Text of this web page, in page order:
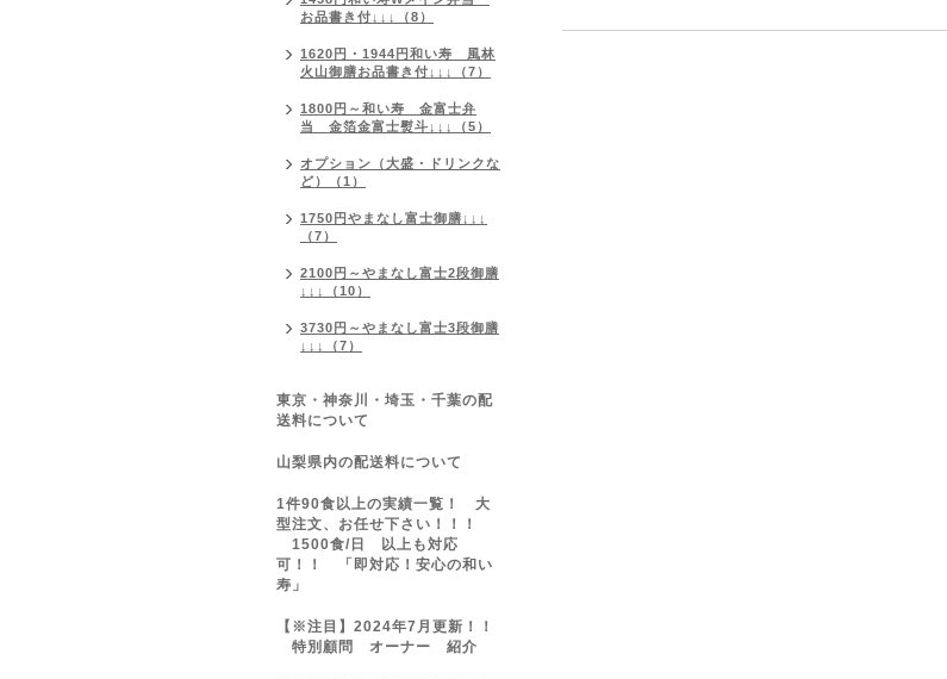
お品書き付↓↓↓（8）
1620円・1944円和い寿 風林
火山御膳お品書き付↓↓↓（7）
1800円～和い寿 金富士弁
当 金箔金富士熨斗↓↓↓（5）
オプション（大盛・ドリンクな
ど）（1）
1750円やまなし富士御膳↓↓↓
（7）
2100円～やまなし富士2段御膳
↓↓↓（10）
3730円～やまなし富士3段御膳
↓↓↓（7）
東京・神奈川・埼玉・千葉の配
送料について
山梨県内の配送料について
1件90食以上の実績一覧！ 大
型注文、お任せ下さい！！！
1500食/日 以上も対応
可！！ 「即対応！安心の和い
寿」
【※注目】2024年7月更新！！
特別顧問 オーナー 紹介